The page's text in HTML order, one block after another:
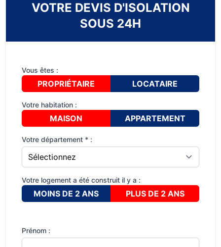
VOTRE DEVIS D'ISOLATION
SOUS 24H
Vous êtes :
PROPRIÉTAIRE LOCATAIRE
Votre habitation :
MAISON APPARTEMENT
Votre département * :
Votre logement a été construit il y a :
MOINS DE 2 ANS PLUS DE 2 ANS
Prénom :